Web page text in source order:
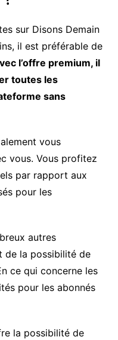
sur Disons Demain
il est préférable de
l’offre premium, il
toutes les
sans
vous
vous. Vous profitez
par rapport aux
pour les
autres
de la possibilité de
ce qui concerne les
pour les abonnés
la possibilité de